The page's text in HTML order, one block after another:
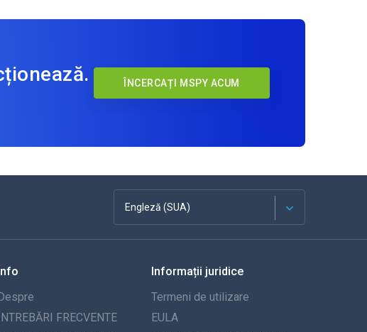
ÎNCERCAȚI MSPY ACUM
Engleză (SUA)
Franceză
Español
Deutsch
Info
Despre
ÎNTREBĂRI FRECVENTE
Informații juridice
Termeni de utilizare
EULA